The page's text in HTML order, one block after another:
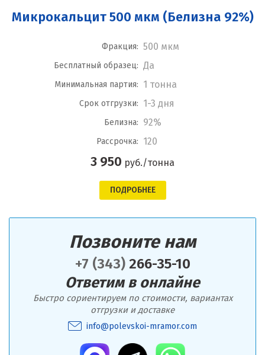
Микрокальцит 500 мкм (Белизна 92%)
Фракция: 500 мкм
Бесплатный образец: Да
Минимальная партия: 1 тонна
Срок отгрузки: 1-3 дня
Белизна: 92%
Рассрочка: 120
3 950 руб./тонна
ПОДРОБНЕЕ
Позвоните нам
+7 (343)266-35-10
Ответим в онлайне
Быстро сориентируем по стоимости, вариантах
отгрузки и доставке
info@polevskoi-mramor.com